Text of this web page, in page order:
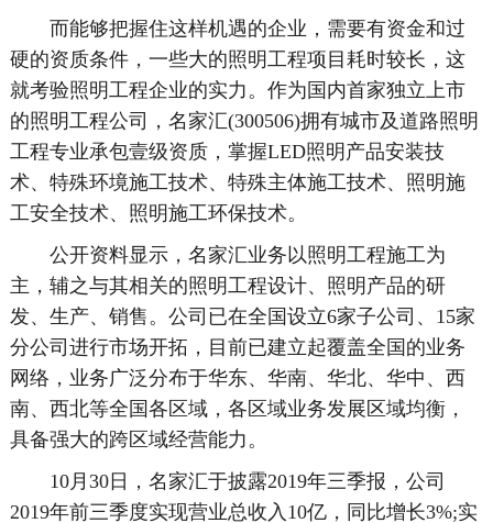
而能够把握住这样机遇的企业，需要有资金和过
硬的资质条件，一些大的照明工程项目耗时较长，这
就考验照明工程企业的实力。作为国内首家独立上市
的照明工程公司，名家汇(300506)拥有城市及道路照明
工程专业承包壹级资质，掌握LED照明产品安装技
术、特殊环境施工技术、特殊主体施工技术、照明施
工安全技术、照明施工环保技术。
公开资料显示，名家汇业务以照明工程施工为
主，辅之与其相关的照明工程设计、照明产品的研
发、生产、销售。公司已在全国设立6家子公司、15家
分公司进行市场开拓，目前已建立起覆盖全国的业务
网络，业务广泛分布于华东、华南、华北、华中、西
南、西北等全国各区域，各区域业务发展区域均衡，
具备强大的跨区域经营能力。
10月30日，名家汇于披露2019年三季报，公司
2019年前三季度实现营业总收入10亿，同比增长3%;实